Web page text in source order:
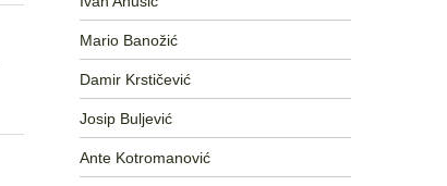
Mario Banožić
Damir Krstičević
Josip Buljević
Ante Kotromanović